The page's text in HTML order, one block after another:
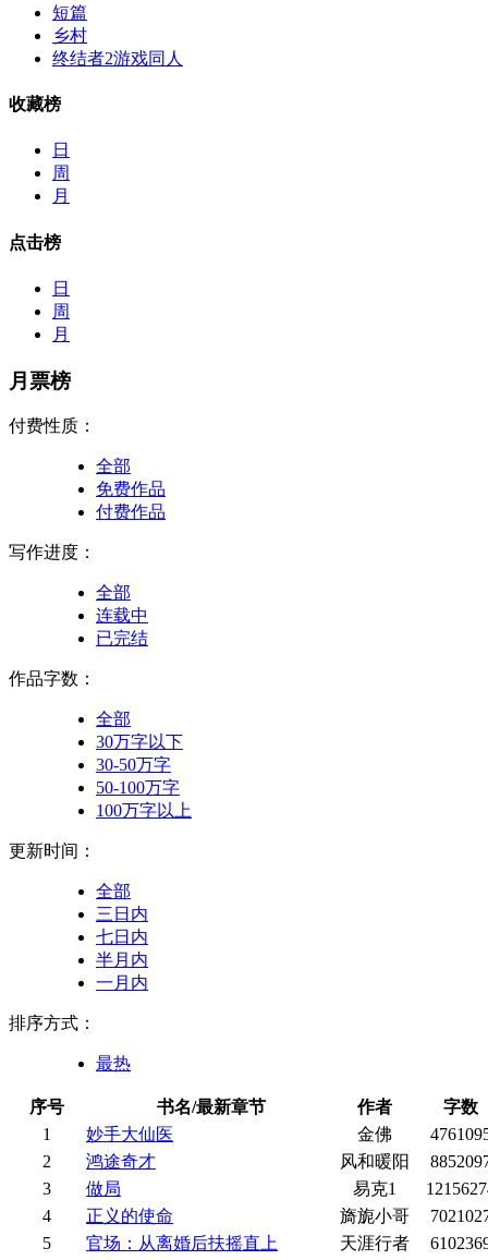
短篇
乡村
终结者2游戏同人
收藏榜
日
周
月
点击榜
日
周
月
月票榜
付费性质：
全部
免费作品
付费作品
写作进度：
全部
连载中
已完结
作品字数：
全部
30万字以下
30-50万字
50-100万字
100万字以上
更新时间：
全部
三日内
七日内
半月内
一月内
排序方式：
最热
序号 书名/最新章节 作者
字数
1
妙手大仙医 金佛
2
鸿途奇才 风和暖阳
3
做局 易克1
4
正义的使命 旖旎小哥
5
官场：从离婚后扶摇直上 天涯行者